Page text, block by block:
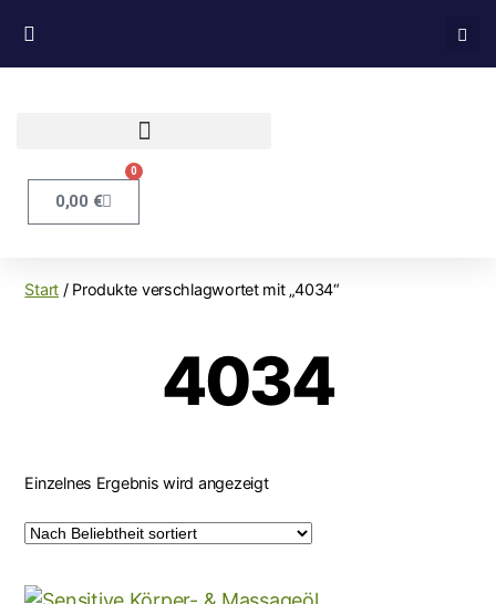
0,00 €
0
Start / Produkte verschlagwortet mit „4034“
4034
Einzelnes Ergebnis wird angezeigt